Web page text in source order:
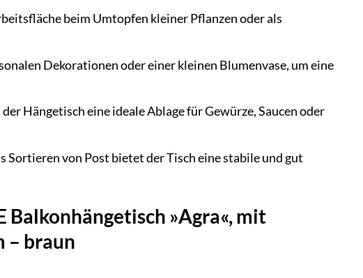
beim Umtopfen kleiner Pflanzen oder als
Dekorationen oder einer kleinen Blumenvase, um eine
Hängetisch eine ideale Ablage für Gewürze, Saucen oder
Sortieren von Post bietet der Tisch eine stabile und gut
Balkonhängetisch »Agra«, mit
– braun